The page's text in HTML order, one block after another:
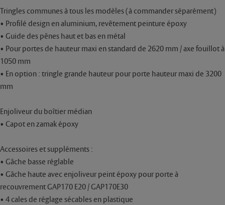
Tringles communes à tous les modèles (à commander séparément)
• Profilé design en aluminium, revêtement peinture époxy
• Guide des pênes haut et bas en métal
• Pour portes de hauteur maxi en standard de 2620 mm / axe fouillot à
1050 mm
• En option : tringle grande hauteur pour porte hauteur maxi de 3200
mm
Enjoliveur du boîtier médian
• Capot en zamak époxy
Accessoires et suppléments :
• Gâche basse réglable
• Gâche haute avec enjoliveur peint époxy pour porte à
recouvrement GAP170 E20 / GAP170E30
• 4 cales de réglage sécables en plastique